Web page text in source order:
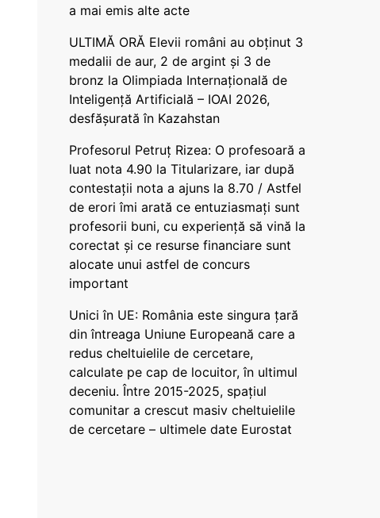
a mai emis alte acte
ULTIMĂ ORĂ Elevii români au obținut 3
medalii de aur, 2 de argint și 3 de
bronz la Olimpiada Internațională de
Inteligență Artificială – IOAI 2026,
desfășurată în Kazahstan
Profesorul Petruț Rizea: O profesoară a
luat nota 4.90 la Titularizare, iar după
contestații nota a ajuns la 8.70 / Astfel
de erori îmi arată ce entuziasmați sunt
profesorii buni, cu experiență să vină la
corectat și ce resurse financiare sunt
alocate unui astfel de concurs
important
Unici în UE: România este singura țară
din întreaga Uniune Europeană care a
redus cheltuielile de cercetare,
calculate pe cap de locuitor, în ultimul
deceniu. Între 2015-2025, spațiul
comunitar a crescut masiv cheltuielile
de cercetare – ultimele date Eurostat